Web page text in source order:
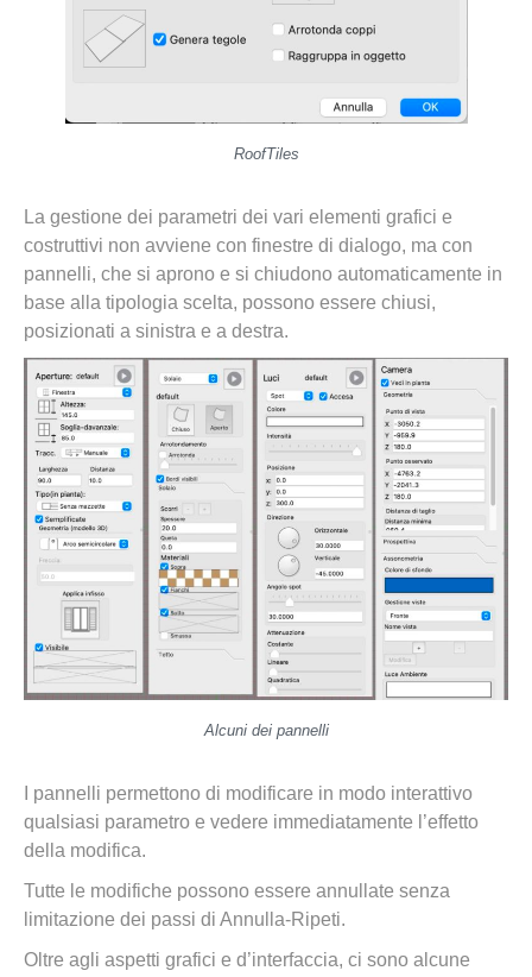
RoofTiles
La gestione dei parametri dei vari elementi grafici e
costruttivi non avviene con finestre di dialogo, ma con
pannelli, che si aprono e si chiudono automaticamente in
base alla tipologia scelta, possono essere chiusi,
posizionati a sinistra e a destra.
Alcuni dei pannelli
I pannelli permettono di modificare in modo interattivo
qualsiasi parametro e vedere immediatamente l’effetto
della modifica.
Tutte le modifiche possono essere annullate senza
limitazione dei passi di Annulla-Ripeti.
Oltre agli aspetti grafici e d’interfaccia, ci sono alcune